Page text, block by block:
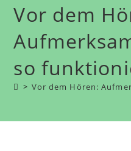
Vor dem
so
> Vor dem Hören: